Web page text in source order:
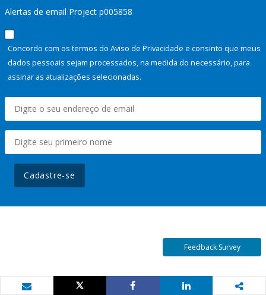
Alertas de email Project p005858
Concordo com os termos do Aviso de Privacidade e consinto que meus
dados pessoais sejam processados, na medida do necessário, para
assinar as atualizações selecionadas.
Cadastre-se
Feedback Survey